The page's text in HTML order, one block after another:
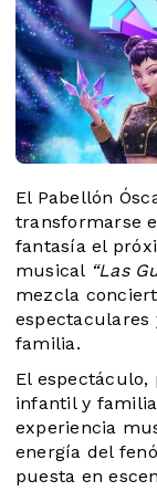
El Pabellón
transformarse
fantasía el
musical “Las
mezcla
espectaculares
familia.
El
infantil y
experiencia
energía del
puesta en